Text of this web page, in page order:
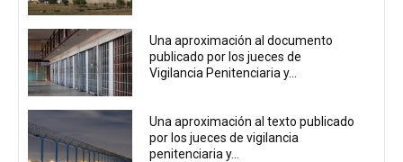
Una aproximación al documento
publicado por los jueces de
Vigilancia Penitenciaria y...
Una aproximación al texto publicado
por los jueces de vigilancia
penitenciaria y...